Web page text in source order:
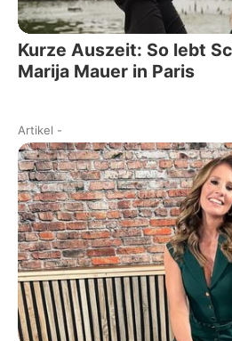
Kurze Auszeit: So lebt
Marija Mauer in Paris
Artikel -